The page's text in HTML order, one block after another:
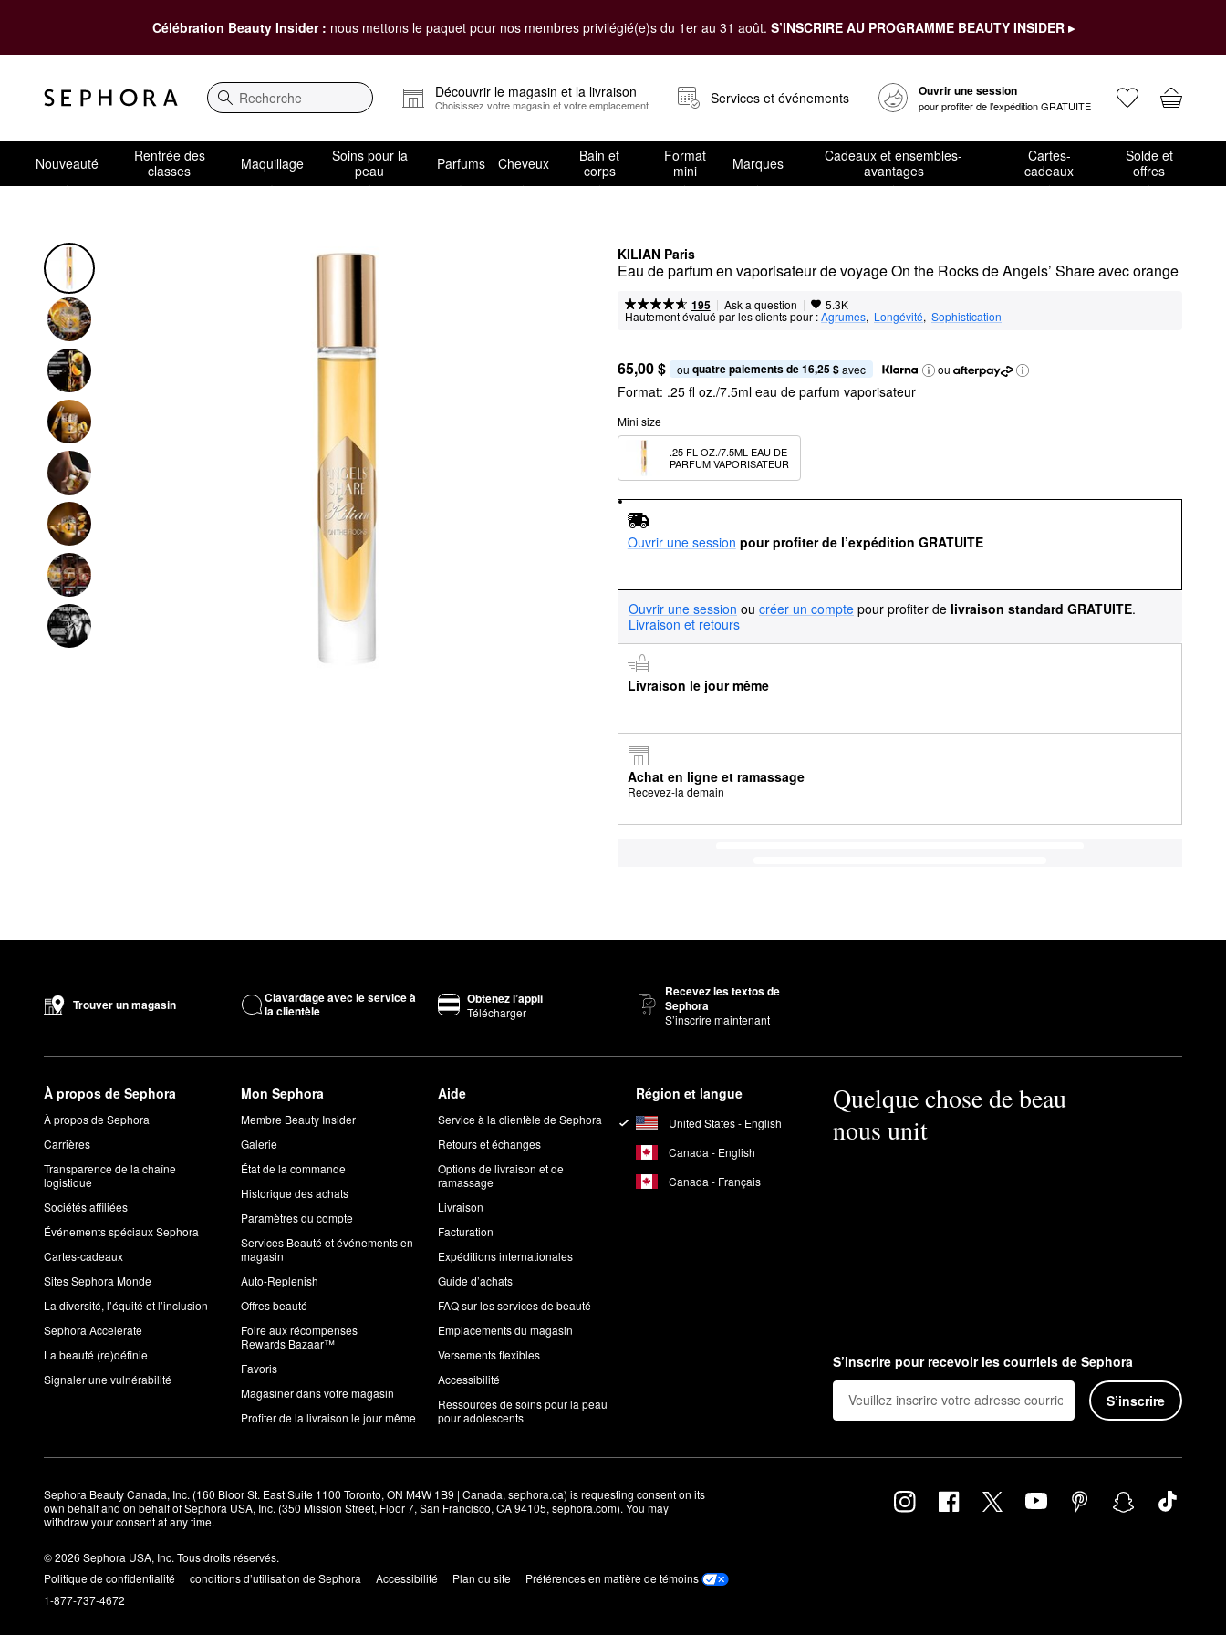
Célébration Beauty Insider : nous mettons le paquet pour nos membres privilégié(e)s du 1er au 31 août. S’INSCRIRE AU PROGRAMME BEAUTY INSIDER ▸
Recherche
Découvrir le magasin et la livraison
Choisissez votre magasin et votre emplacement Services et événements Ouvrir une session
pour profiter de l’expédition GRATUITE
Nouveauté
Rentrée des
classes
Maquillage
Soins pour la
peau
Parfums Cheveux
Bain et
corps
Format
mini
Marques
Cadeaux et ensembles-
avantages
Cartes-
cadeaux
Solde et
offres
KILIAN Paris
Eau de parfum en vaporisateur de voyage On the Rocks de Angels’ Share avec orange
195 | Ask a question | 5.3K
Hautement évalué par les clients pour :Agrumes, Longévité, Sophistication
65,00 $ ou quatre paiements de 16,25 $ avec ou
Format: .25 fl oz./7.5ml eau de parfum vaporisateur
Mini size
.25 FL OZ./7.5ML EAU DE
PARFUM VAPORISATEUR
Ouvrir une session pour profiter de l’expédition GRATUITE
Ouvrir une session ou créer un compte pour profiter de livraison standard GRATUITE.
Livraison et retours
Livraison le jour même
Achat en ligne et ramassage
Recevez-la demain
Trouver un magasin
Clavardage avec le service à
la clientèle
Obtenez l’appli
Télécharger
Recevez les textos de
Sephora
S’inscrire maintenant
À propos de Sephora
À propos de Sephora
Carrières
Transparence de la chaîne
logistique
Sociétés affiliées
Événements spéciaux Sephora
Cartes-cadeaux
Sites Sephora Monde
La diversité, l’équité et l’inclusion
Sephora Accelerate
La beauté (re)définie
Signaler une vulnérabilité
Mon Sephora
Membre Beauty Insider
Galerie
État de la commande
Historique des achats
Paramètres du compte
Services Beauté et événements en
magasin
Auto-Replenish
Offres beauté
Foire aux récompenses
Rewards Bazaar™
Favoris
Magasiner dans votre magasin
Profiter de la livraison le jour même
Aide
Service à la clientèle de Sephora
Retours et échanges
Options de livraison et de
ramassage
Livraison
Facturation
Expéditions internationales
Guide d’achats
FAQ sur les services de beauté
Emplacements du magasin
Versements flexibles
Accessibilité
Ressources de soins pour la peau
pour adolescents
Région et langue
United States - English
Canada - English
Canada - Français
Quelque chose de beau
nous unit
S’inscrire pour recevoir les courriels de Sephora
S’inscrire
Sephora Beauty Canada, Inc. (160 Bloor St. East Suite 1100 Toronto, ON M4W 1B9 | Canada, sephora.ca) is requesting consent on its
own behalf and on behalf of Sephora USA, Inc. (350 Mission Street, Floor 7, San Francisco, CA 94105, sephora.com). You may
withdraw your consent at any time.
© 2026 Sephora USA, Inc. Tous droits réservés.
Politique de confidentialité
conditions d’utilisation de Sephora Accessibilité Plan du site
Préférences en matière de témoins
1-877-737-4672